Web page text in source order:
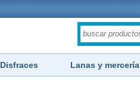
Disfraces Lanas y mercería